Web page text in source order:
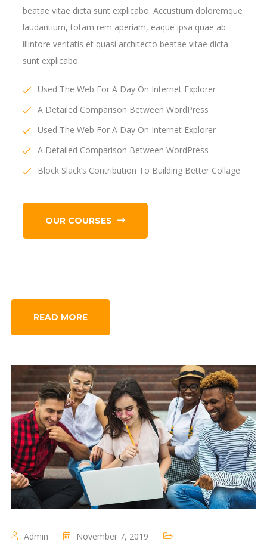
beatae vitae dicta sunt explicabo. Accustium doloremque
laudantium, totam rem aperiam, eaque ipsa quae ab
illintore veritatis et quasi architecto beatae vitae dicta
sunt explicabo.
Used The Web For A Day On Internet Explorer
A Detailed Comparison Between WordPress
Used The Web For A Day On Internet Explorer
A Detailed Comparison Between WordPress
Block Slack’s Contribution To Building Better Collage
OUR COURSES
READ MORE
Admin November 7, 2019